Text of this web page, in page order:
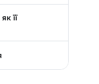
її